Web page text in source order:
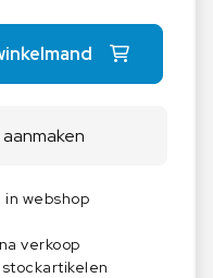
webshop
verkoop